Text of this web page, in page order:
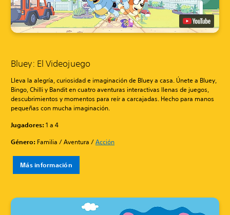
Bluey: El Videojuego
Lleva la alegría, curiosidad e imaginación de Bluey a casa. Únete a Bluey,
Bingo, Chilli y Bandit en cuatro aventuras interactivas llenas de juegos,
descubrimientos y momentos para reír a carcajadas. Hecho para manos
pequeñas con mucha imaginación.
Jugadores:1 a 4
Género: Familia / Aventura /Acción
Más información